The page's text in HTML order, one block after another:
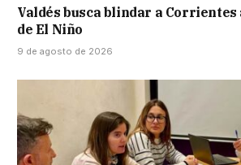
Valdés busca blindar a
de El Niño
9 de agosto de 2026